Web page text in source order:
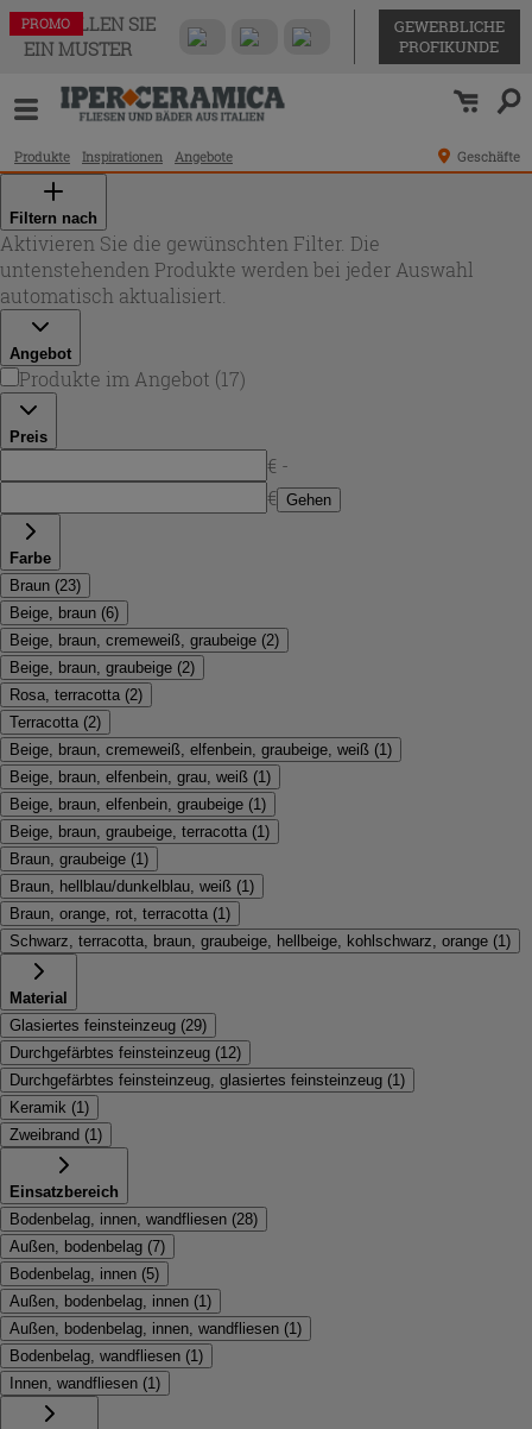
BESTELLEN SIE
EIN MUSTER
GEWERBLICHE
PROFIKUNDE
Produkte Inspirationen Angebote Geschäfte
Filtern nach
Aktivieren Sie die gewünschten Filter. Die
untenstehenden Produkte werden bei jeder Auswahl
automatisch aktualisiert.
Angebot
Produkte im Angebot (17)
Preis
€ -
€ Gehen
Farbe
Braun (23)
Beige, braun (6)
Beige, braun, cremeweiß, graubeige (2)
Beige, braun, graubeige (2)
Rosa, terracotta (2)
Terracotta (2)
Beige, braun, cremeweiß, elfenbein, graubeige, weiß (1)
Beige, braun, elfenbein, grau, weiß (1)
Beige, braun, elfenbein, graubeige (1)
Beige, braun, graubeige, terracotta (1)
Braun, graubeige (1)
Braun, hellblau/dunkelblau, weiß (1)
Braun, orange, rot, terracotta (1)
Schwarz, terracotta, braun, graubeige, hellbeige, kohlschwarz, orange (1)
Material
Glasiertes feinsteinzeug (29)
Durchgefärbtes feinsteinzeug (12)
Durchgefärbtes feinsteinzeug, glasiertes feinsteinzeug (1)
Keramik (1)
Zweibrand (1)
Einsatzbereich
Bodenbelag, innen, wandfliesen (28)
Außen, bodenbelag (7)
Bodenbelag, innen (5)
Außen, bodenbelag, innen (1)
Außen, bodenbelag, innen, wandfliesen (1)
Bodenbelag, wandfliesen (1)
Innen, wandfliesen (1)
PROMO
PROMO
PROMO
PROMO
PROMO
PROMO
PROMO
PROMO
PROMO
PROMO
PROMO
PROMO
PROMO
PROMO
PROMO
PROMO
PROMO